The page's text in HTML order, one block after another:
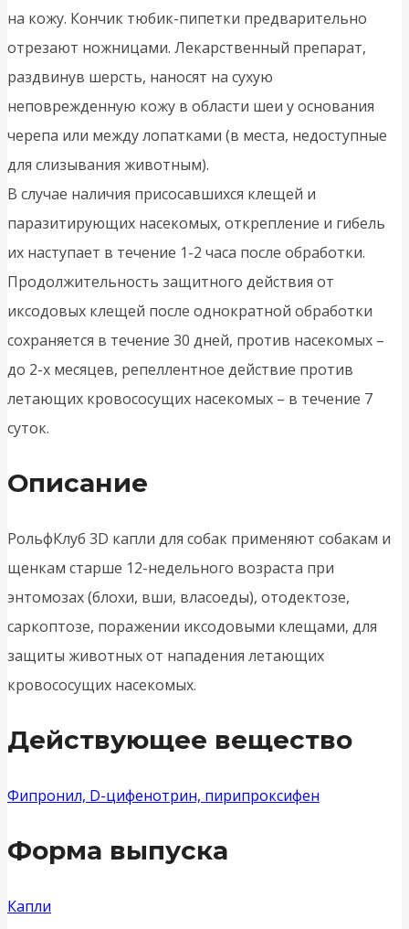
на кожу. Кончик тюбик-пипетки предварительно
отрезают ножницами. Лекарственный препарат,
раздвинув шерсть, наносят на сухую
неповрежденную кожу в области шеи у основания
черепа или между лопатками (в места, недоступные
для слизывания животным).
В случае наличия присосавшихся клещей и
паразитирующих насекомых, открепление и гибель
их наступает в течение 1-2 часа после обработки.
Продолжительность защитного действия от
иксодовых клещей после однократной обработки
сохраняется в течение 30 дней, против насекомых –
до 2-х месяцев, репеллентное действие против
летающих кровососущих насекомых – в течение 7
суток.
Описание
РольфКлуб 3D капли для собак применяют собакам и
щенкам старше 12-недельного возраста при
энтомозах (блохи, вши, власоеды), отодектозе,
саркоптозе, поражении иксодовыми клещами, для
защиты животных от нападения летающих
кровососущих насекомых.
Действующее вещество
Фипронил, D-цифенотрин, пирипроксифен
Форма выпуска
Капли